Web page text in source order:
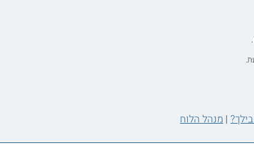
|מנהל הלוח